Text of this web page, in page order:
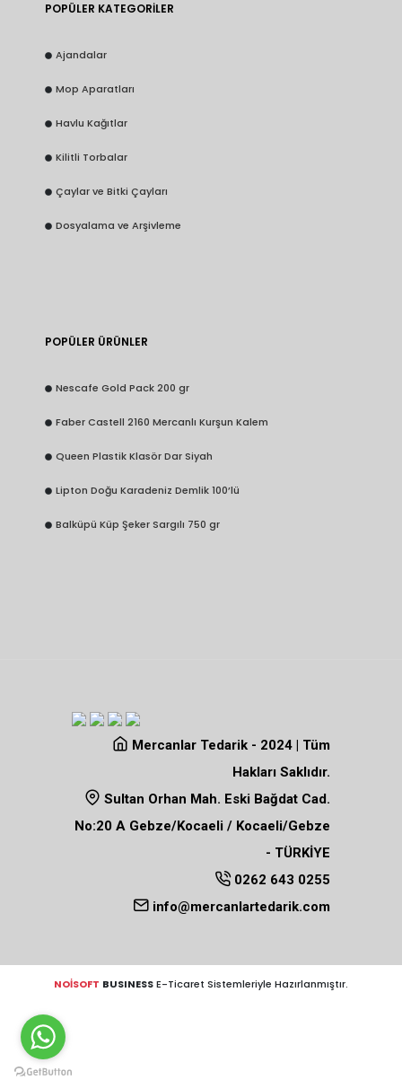
POPÜLER KATEGORİLER
Ajandalar
Mop Aparatları
Havlu Kağıtlar
Kilitli Torbalar
Çaylar ve Bitki Çayları
Dosyalama ve Arşivleme
POPÜLER ÜRÜNLER
Nescafe Gold Pack 200 gr
Faber Castell 2160 Mercanlı Kurşun Kalem
Queen Plastik Klasör Dar Siyah
Lipton Doğu Karadeniz Demlik 100’lü
Balküpü Küp Şeker Sargılı 750 gr
Mercanlar Tedarik - 2024 | Tüm
Hakları Saklıdır.
Sultan Orhan Mah. Eski Bağdat Cad.
No:20 A Gebze/Kocaeli / Kocaeli/Gebze
- TÜRKİYE
0262 643 0255
info@mercanlartedarik.com
NOİSOFT BUSINESSE-Ticaret Sistemleriyle Hazırlanmıştır.